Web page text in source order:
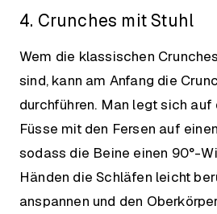
4. Crunches mit Stuhl
Wem die klassischen
sind, kann am Anfang die
durchführen. Man legt sich auf
Füsse mit den Fersen auf
sodass die Beine einen 90°-
Händen die Schläfen leicht
anspannen und den